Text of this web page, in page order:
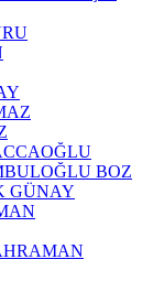
BOZ
GÜNAY